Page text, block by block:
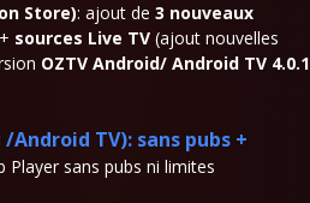
Store): ajout de 3 nouveaux
+ sources Live TV (ajout nouvelles
OZTV Android/ Android TV 4.0.1
TV): sans pubs +
Player sans pubs ni limites